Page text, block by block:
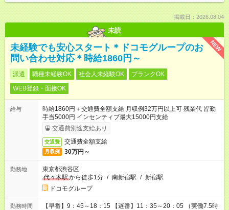
掲載日：2026.08.04
未読
NEW
未経験でも安心スタート＊ドコモグループのお
問い合わせ対応＊時給1860円～
派遣 職種未経験OK 社会人未経験OK
ブランクOK
WEB登録・面接OK
給与
時給1860円＋交通費全額支給 月収例32万円以上可 残業代 皆勤
手当5000円 インセンティブ最大15000円支給
交通費別途支給あり
交通費 交通費全額支給
月収例 30万円～
勤務地
東京都渋谷区
代々木駅から徒歩1分 / 南新宿駅 / 新宿駅
ドコモグループ
勤務時間
【早番】9：45～18：15 【遅番】11：35～20：05 （実働7.5時